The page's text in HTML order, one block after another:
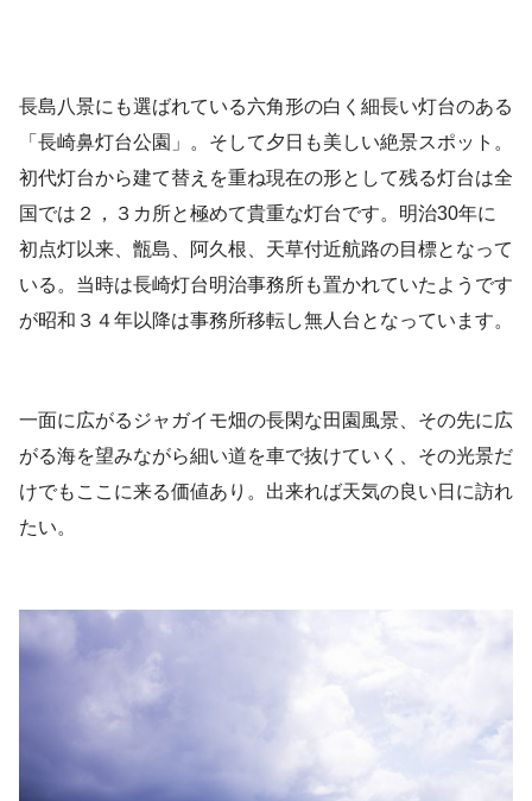
長島八景にも選ばれている六角形の白く細長い灯台のある
「長崎鼻灯台公園」。そして夕日も美しい絶景スポット。
初代灯台から建て替えを重ね現在の形として残る灯台は全
国では２，３カ所と極めて貴重な灯台です。明治30年に
初点灯以来、甑島、阿久根、天草付近航路の目標となって
いる。当時は長崎灯台明治事務所も置かれていたようです
が昭和３４年以降は事務所移転し無人台となっています。
一面に広がるジャガイモ畑の長閑な田園風景、その先に広
がる海を望みながら細い道を車で抜けていく、その光景だ
けでもここに来る価値あり。出来れば天気の良い日に訪れ
たい。